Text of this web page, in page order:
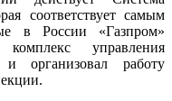
соответствует самым
в России «Газпром»
управления
и организовал работу